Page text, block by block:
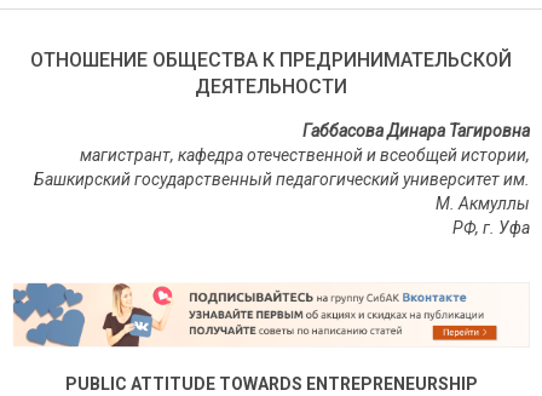
ОТНОШЕНИЕ ОБЩЕСТВА К ПРЕДРИНИМАТЕЛЬСКОЙ
ДЕЯТЕЛЬНОСТИ
Габбасова Динара Тагировна
магистрант, кафедра отечественной и всеобщей истории,
Башкирский государственный педагогический университет им.
М. Акмуллы
РФ, г Уфа
PUBLIC ATTITUDE TOWARDS ENTREPRENEURSHIP